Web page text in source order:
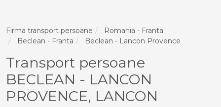
Firma transport persoane
Romania - Franta
Beclean - Franta
Beclean - Lancon Provence
Transport persoane
BECLEAN - LANCON
PROVENCE, LANCON